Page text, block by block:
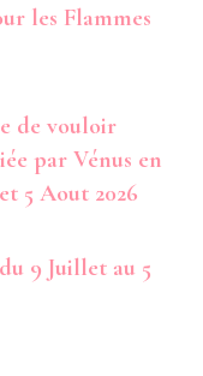
les Flammes
de vouloir
par Vénus en
5 Aout 2026
9 Juillet au 5